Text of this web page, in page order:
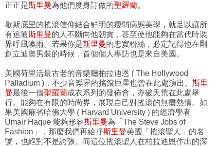
正正是斯里曼為他們度身訂做的聖羅蘭。
歇斯底里的搖滾信仰結合鮮明的瘦弱病態美學，就足以讓所
有追隨斯里曼的人不斷向他朝貢，甚至使他能夠在當代時裝
界呼風喚雨。若果你是斯里曼的忠實粉絲，必定記得他在剛
創立迪奧男裝的時候，首個個人專訪也是來自美國。
美國荷里活最古老的音樂廳柏拉迪恩 ( The Hollywood
Palladium )，不少音樂界的搖滾巨星也曾在此處演出。 斯里
曼最後一個聖羅蘭成衣系列的發佈會，亦破天荒在此處舉
行。能夠在有限的時尚界，展現自己對搖滾的無盡熱情。如
果美國麻省哈佛大學 ( Harvard University ) 的經濟學者
Umair Haque 能夠形容斯里曼為「The Steve Jobs of
Fashion」，那麼我們再給抒斯里曼美國「搖滾聖人」的名
號，也絕對不是誇張。而這位搖滾聖人在柏拉迪恩作出的深